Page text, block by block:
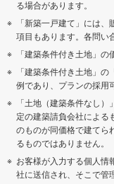
る場合があります。
「新築一戸建て」には
項目もあります。各問い
「建築条件付き土地」の
「建築条件付き土地」
例であり、プランの採用
「土地（建築条件なし
定の建築請負会社による
のものが同価格で建てら
るものではありません。
お客様が入力する個人情
社に送信され、そこで管